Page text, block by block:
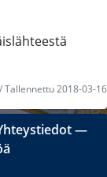
Tallennettu 2018-03-16
―